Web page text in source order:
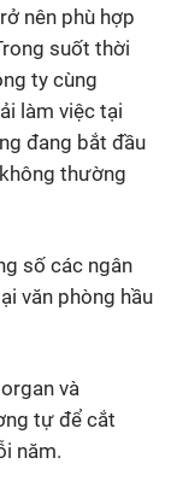
nên phù hợp
suốt thời
ty cùng
làm việc tại
đang bắt đầu
thường
số các ngân
văn phòng hầu
và
tự để cắt
năm.